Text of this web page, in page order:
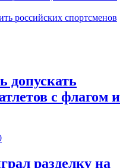
российских спортсменов
допускать
с флагом и
разделку на